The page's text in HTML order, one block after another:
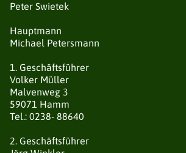
ERGEBNISSE KAISERPOKAL
Peter Swietek
Hauptmann
Michael Petersmann
1. Geschäftsführer
Volker Müller
Malvenweg 3
59071 Hamm
Tel.: 0238- 88640
2. Geschäftsführer